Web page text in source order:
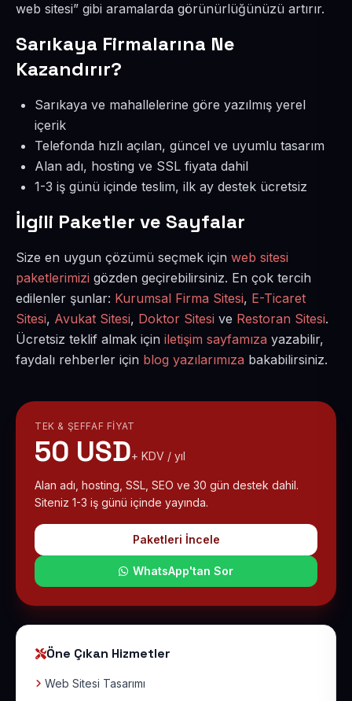
web sitesi” gibi aramalarda görünürlüğünüzü artırır.
Sarıkaya Firmalarına Ne
Kazandırır?
Sarıkaya ve mahallelerine göre yazılmış yerel
içerik
Telefonda hızlı açılan, güncel ve uyumlu tasarım
Alan adı, hosting ve SSL fiyata dahil
1-3 iş günü içinde teslim, ilk ay destek ücretsiz
İlgili Paketler ve Sayfalar
Size en uygun çözümü seçmek için web sitesi
paketlerimizi gözden geçirebilirsiniz. En çok tercih
edilenler şunlar: Kurumsal Firma Sitesi, E-Ticaret
Sitesi, Avukat Sitesi, Doktor Sitesi ve Restoran Sitesi.
Ücretsiz teklif almak için iletişim sayfamıza yazabilir,
faydalı rehberler için blog yazılarımıza bakabilirsiniz.
TEK & ŞEFFAF FIYAT
50 USD+ KDV / yıl
Alan adı, hosting, SSL, SEO ve 30 gün destek dahil.
Siteniz 1-3 iş günü içinde yayında.
Paketleri İncele
WhatsApp'tan Sor
Öne Çıkan Hizmetler
Web Sitesi Tasarımı